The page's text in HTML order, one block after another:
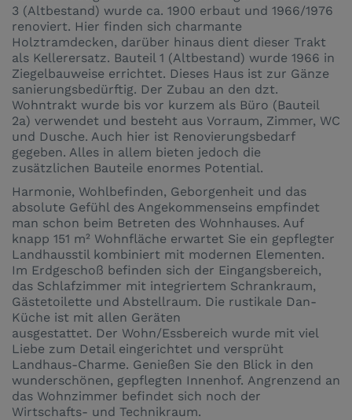
3 (Altbestand) wurde ca. 1900 erbaut und 1966/1976
renoviert. Hier finden sich charmante
Holztramdecken, darüber hinaus dient dieser Trakt
als Kellerersatz. Bauteil 1 (Altbestand) wurde 1966 in
Ziegelbauweise errichtet. Dieses Haus ist zur Gänze
sanierungsbedürftig. Der Zubau an den dzt.
Wohntrakt wurde bis vor kurzem als Büro (Bauteil
2a) verwendet und besteht aus Vorraum, Zimmer, WC
und Dusche. Auch hier ist Renovierungsbedarf
gegeben. Alles in allem bieten jedoch die
zusätzlichen Bauteile enormes Potential.
Harmonie, Wohlbefinden, Geborgenheit und das
absolute Gefühl des Angekommenseins empfindet
man schon beim Betreten des Wohnhauses. Auf
knapp 151 m² Wohnfläche erwartet Sie ein gepflegter
Landhausstil kombiniert mit modernen Elementen.
Im Erdgeschoß befinden sich der Eingangsbereich,
das Schlafzimmer mit integriertem Schrankraum,
Gästetoilette und Abstellraum. Die rustikale Dan-
Küche ist mit allen Geräten
ausgestattet. Der Wohn/Essbereich wurde mit viel
Liebe zum Detail eingerichtet und versprüht
Landhaus-Charme. Genießen Sie den Blick in den
wunderschönen, gepflegten Innenhof. Angrenzend an
das Wohnzimmer befindet sich noch der
Wirtschafts- und Technikraum.